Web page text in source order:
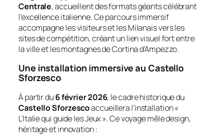
Centrale, accueillent des formats géants célébrant
l’excellence italienne. Ce parcours immersif
accompagne les visiteurs et les Milanais vers les
sites de compétition, créant un lien visuel fort entre
la ville et les montagnes de Cortina d’Ampezzo.
Une installation immersive au Castello
Sforzesco
À partir du6 février 2026, le cadre historique du
Castello Sforzescoaccueillera l’installation«
L’Italie qui guide les Jeux ». Ce voyage mêle design,
héritage et innovation :